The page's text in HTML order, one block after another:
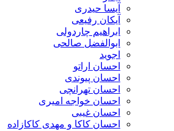
آیسا حیدری
آیکان رفیعی
ابراهیم چاردولی
ابوالفضل صالحی
اجوید
احسان اراتو
احسان پیوندی
احسان تهرانچی
احسان خواجه امیری
احسان غیبی
احسان کاکا و مهدی کاکازاده